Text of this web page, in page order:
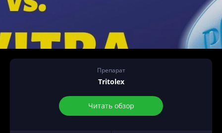
Препарат
Tritolex
Читать обзор